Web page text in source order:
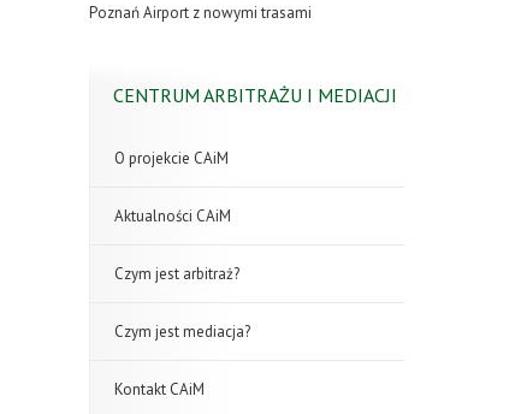
Poznań Airport z nowymi trasami
CENTRUM ARBITRAŻU I MEDIACJI
O projekcie CAiM
Aktualności CAiM
Czym jest arbitraż?
Czym jest mediacja?
Kontakt CAiM